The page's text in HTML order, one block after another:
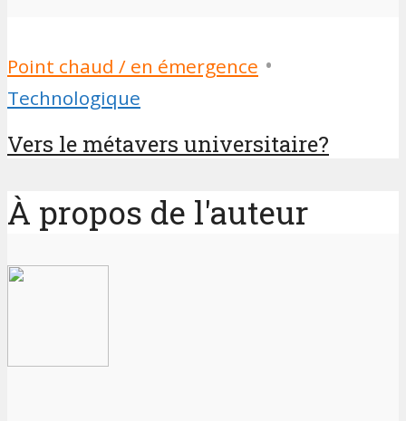
Point chaud / en émergence •
Technologique
Vers le métavers universitaire?
À propos de l'auteur